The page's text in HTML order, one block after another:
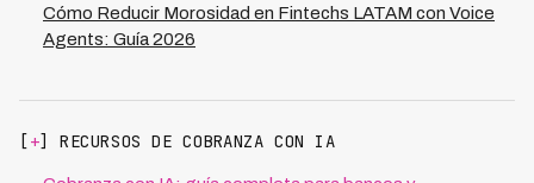
Cómo Reducir Morosidad en Fintechs LATAM con Voice
Agents: Guía 2026
[+] RECURSOS DE COBRANZA CON IA